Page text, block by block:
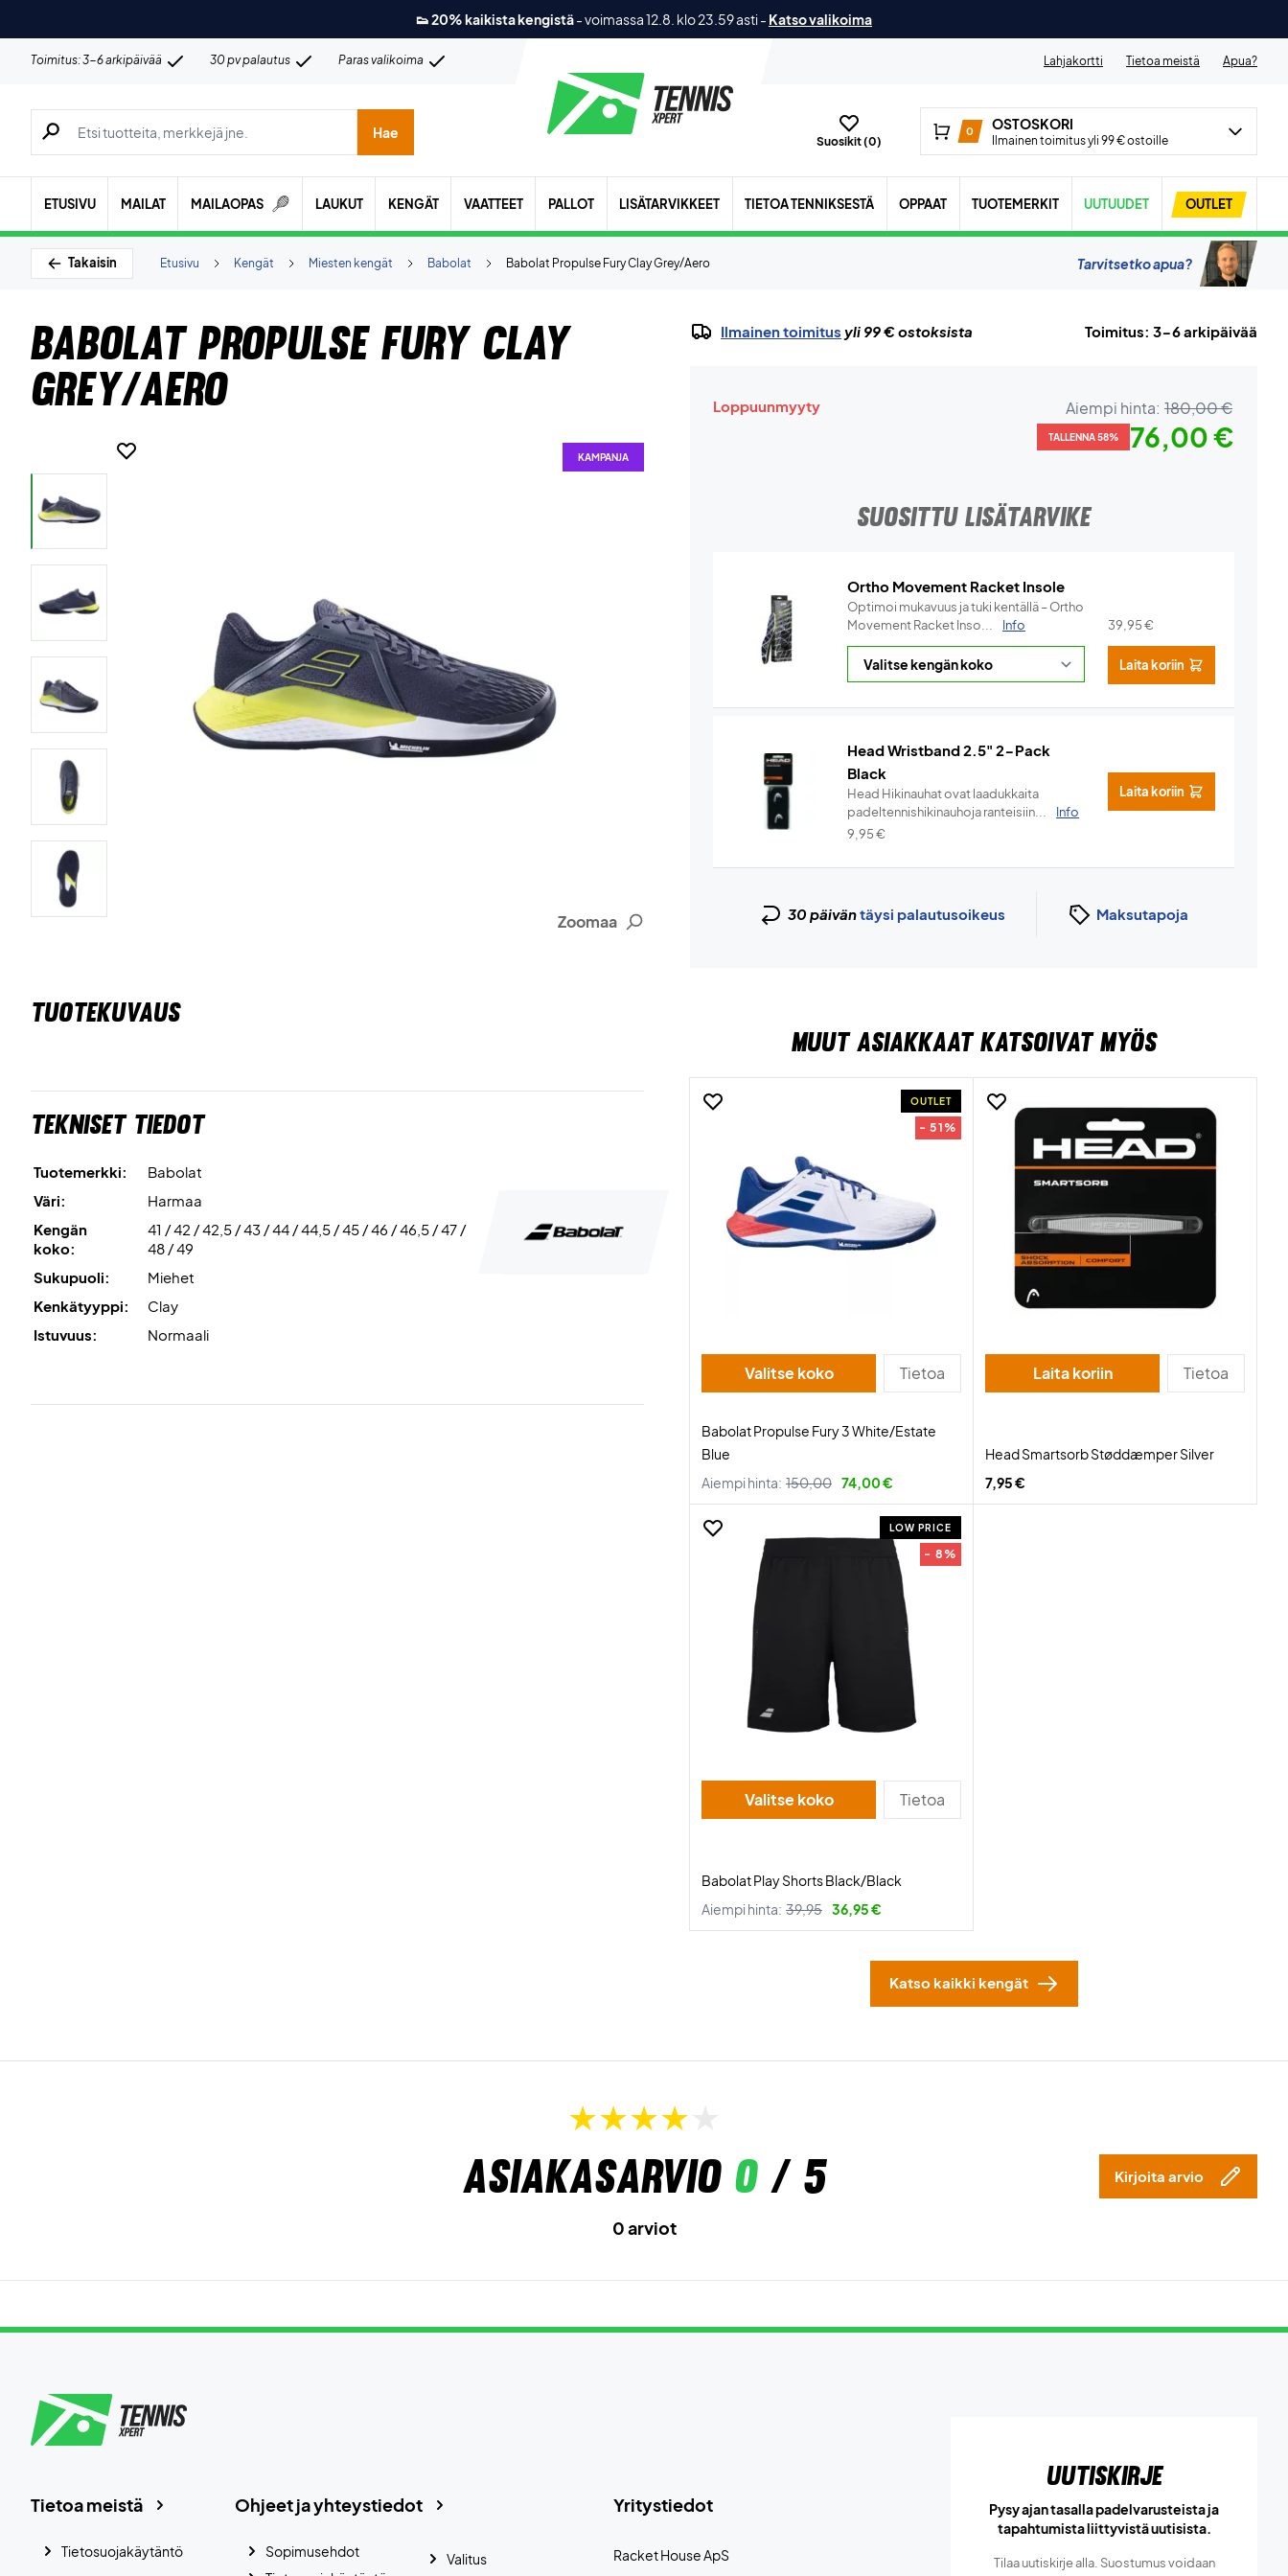
👟 20% kaikista kengistä-voimassa 12.8. klo 23.59 asti- Katso valikoima
Toimitus: 3-6 arkipäivää 30 pv palautus Paras valikoima Lahjakortti Tietoa meistä Apua?
Hae tuotteita, merkkejä jne.
Hae
Suosikit (0)
0 OSTOSKORI
Ilmainen toimitus yli 99 € ostoille
ETUSIVU MAILAT MAILAOPAS LAUKUT KENGÄT VAATTEET PALLOT LISÄTARVIKKEET TIETOA TENNIKSESTÄ OPPAAT TUOTEMERKIT UUTUUDET OUTLET
Takaisin Babolat Propulse Fury Clay Grey/Aero
Babolat
Miesten kengät
Kengät
Etusivu Tarvitsetko apua?
Babolat Propulse Fury Clay
Grey/Aero
Zoomaa
KAMPANJA
TUOTEKUVAUS
Tekniset tiedot
Tuotemerkki:
Babolat
Väri:
Harmaa
Kengän
koko:
41 / 42 / 42,5 / 43 / 44 / 44,5 / 45 / 46 / 46,5 / 47 /
48 / 49
Sukupuoli:
Miehet
Kenkätyyppi:
Clay
Istuvuus:
Normaali
Ilmainen toimitus yli 99 € ostoksista Toimitus: 3-6 arkipäivää
Loppuunmyyty Aiempi hinta: 180,00 €
TALLENNA 58% 76,00 €
SUOSITTU LISÄTARVIKE
Ortho Movement Racket Insole
Optimoi mukavuus ja tuki kentällä – Ortho
Movement Racket Inso...
Info 39,95€
Laita koriin
Head Wristband 2.5" 2-Pack
Black
Head Hikinauhat ovat laadukkaita
padeltennishikinauhoja ranteisiin...
Info
9,95€
Laita koriin
30 päiväntäysi palautusoikeus Maksutapoja
MUUT ASIAKKAAT KATSOIVAT MYÖS
OUTLET
- 51%
Valitse koko Tietoa
Babolat Propulse Fury 3 White/Estate
Blue
Aiempi hinta: 150,00 74,00 €
Laita koriin Tietoa
Head Smartsorb Støddæmper Silver
7,95 €
LOW PRICE
- 8%
Valitse koko Tietoa
Babolat Play Shorts Black/Black
Aiempi hinta: 39,95 36,95 €
Katso kaikki kengät
Asiakasarvio 0/ 5 Kirjoita arvio
0 arviot
Yritystiedot
Racket House ApS
Ohjeet ja yhteystiedot
Sopimusehdot
Valitus
Tietoa meistä
Tietosuojakäytäntö
Uutiskirje
Pysy ajan tasalla padelvarusteista ja
tapahtumista liittyvistä uutisista.
Tilaa uutiskirje alla. Suostumus voidaan